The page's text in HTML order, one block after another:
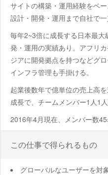
サイトの構築・運用経験をベ
設計・開発・運用まで自社で
毎年2~3倍に成長する日本最
発・運用の実績あり。アフリ
ジアに開発拠点を持つなどグ
インフラ管理も手掛ける。
起業後数年で億単位の売上高
成長で、チームメンバー1人1
2016年4月現在、メンバー数45
この仕事で得られるもの
グローバルなユーザーを対